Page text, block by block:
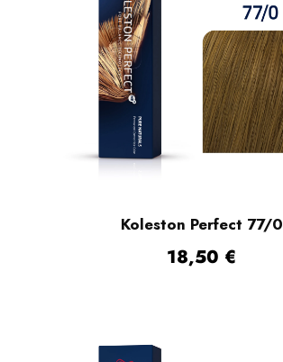
Koleston Perfect 77/0
18,50 €